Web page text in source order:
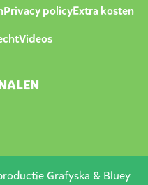
Privacy policyExtra kosten
Videos
Grafyska & Bluey